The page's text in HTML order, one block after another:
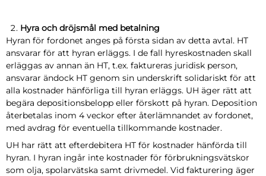
Hyra och dröjsmål med betalning
Hyran för fordonet anges på första sidan av detta avtal. HT
ansvarar för att hyran erläggs. I de fall hyreskostnaden skall
erläggas av annan än HT, t.ex. faktureras juridisk person,
ansvarar ändock HT genom sin underskrift solidariskt för att
alla kostnader hänförliga till hyran erläggs. UH äger rätt att
begära depositionsbelopp eller förskott på hyran. Deposition
återbetalas inom 4 veckor efter återlämnandet av fordonet,
med avdrag för eventuella tillkommande kostnader.
UH har rätt att efterdebitera HT för kostnader hänförda till
hyran. I hyran ingår inte kostnader för förbrukningsvätskor
som olja, spolarvätska samt drivmedel. Vid fakturering äger